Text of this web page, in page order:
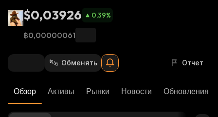
$0,03926 0,39%
฿0,00000061
Обменять Отчет
Обзор Активы Рынки Новости Обновления